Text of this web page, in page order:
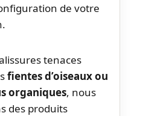
de votre
tenaces
fientes d’oiseaux ou
organiques, nous
des produits